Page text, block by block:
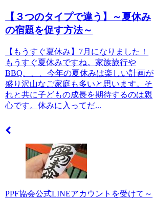
【３つのタイプで違う】～夏休み
の宿題を促す方法～
【もうすぐ夏休み】7月になりました！
もうすぐ夏休みですね。家族旅行や
BBQ、、、今年の夏休みは楽しい計画が
盛り沢山なご家庭も多いと思います。そ
れと共に子どもの成長を期待するのは親
心です。休みに入ってだ...
PPF協会公式LINEアカウントを受けて～